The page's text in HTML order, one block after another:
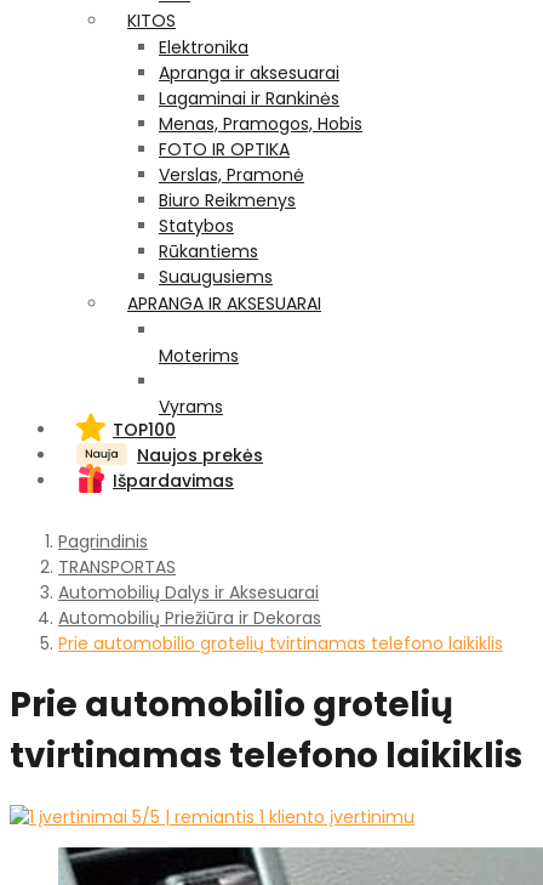
KITOS
Elektronika
Apranga ir aksesuarai
Lagaminai ir Rankinės
Menas, Pramogos, Hobis
FOTO IR OPTIKA
Verslas, Pramonė
Biuro Reikmenys
Statybos
Rūkantiems
Suaugusiems
APRANGA IR AKSESUARAI
Moterims
Vyrams
TOP100
Naujos prekės
Išpardavimas
Pagrindinis
TRANSPORTAS
Automobilių Dalys ir Aksesuarai
Automobilių Priežiūra ir Dekoras
Prie automobilio grotelių tvirtinamas telefono laikiklis
Prie automobilio grotelių
tvirtinamas telefono laikiklis
5/5 | remiantis 1 kliento įvertinimu